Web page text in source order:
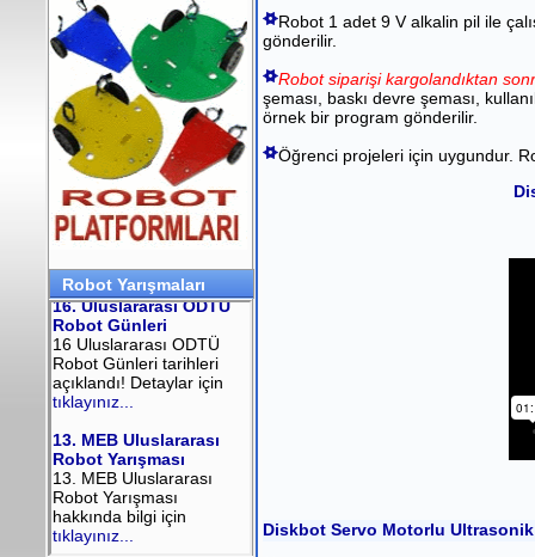
Robot Yarışmaları
Robot 1 adet 9 V alkalin pil ile
gönderilir.
Robot siparişi kargolandıktan
şeması, baskı devre şeması,
örnek bir program gönderilir.
Öğrenci projeleri için uygundur.
Diskbot Servo Motorlu